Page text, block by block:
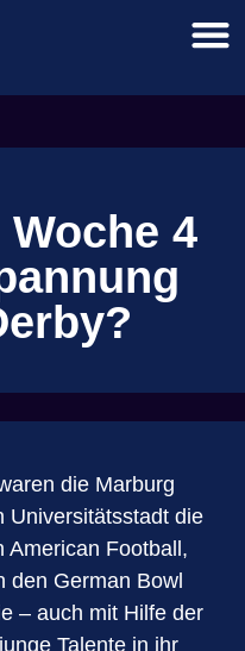
4
die Marburg
Universitätsstadt die
American Football,
den German Bowl
– auch mit Hilfe der
Talente in ihr